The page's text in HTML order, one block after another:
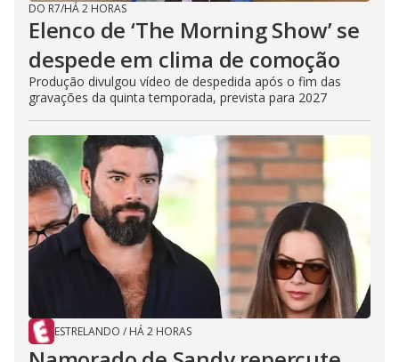
DO R7/HÁ 2 HORAS
Elenco de ‘The Morning Show’ se
despede em clima de comoção
Produção divulgou vídeo de despedida após o fim das
gravações da quinta temporada, prevista para 2027
ESTRELANDO / HÁ 2 HORAS